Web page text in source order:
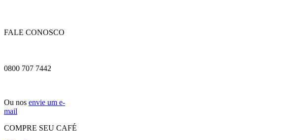
FALE CONOSCO
0800 707 7442
Ou nos envie um e-
mail
COMPRE SEU CAFÉ